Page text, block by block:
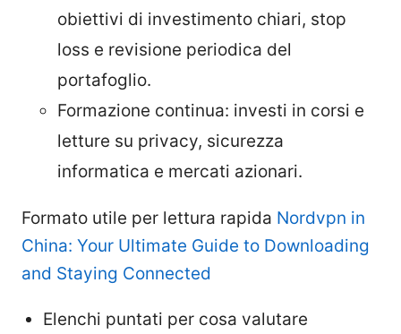
obiettivi di investimento chiari, stop
loss e revisione periodica del
portafoglio.
Formazione continua: investi in corsi e
letture su privacy, sicurezza
informatica e mercati azionari.
Formato utile per lettura rapida Nordvpn in
China: Your Ultimate Guide to Downloading
and Staying Connected
Elenchi puntati per cosa valutare